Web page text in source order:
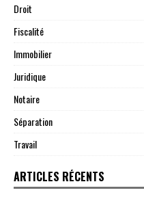
Droit
Fiscalité
Immobilier
Juridique
Notaire
Séparation
Travail
ARTICLES RÉCENTS